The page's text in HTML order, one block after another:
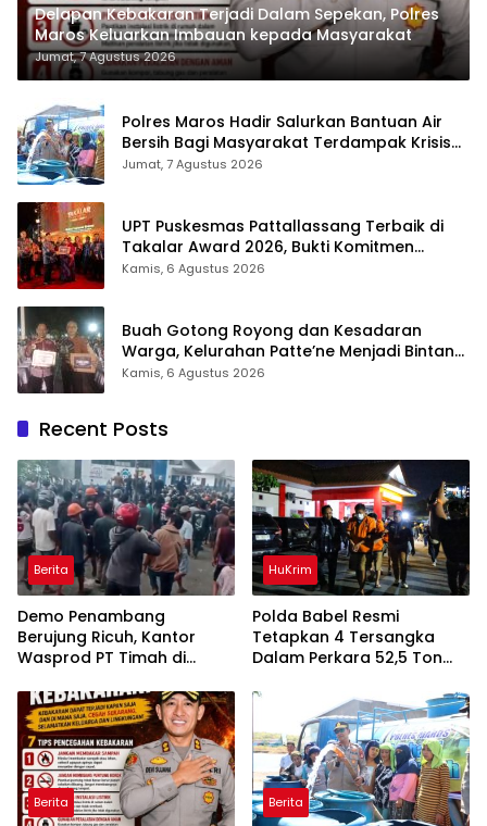
Delapan Kebakaran Terjadi Dalam Sepekan, Polres
Maros Keluarkan Imbauan kepada Masyarakat
Jumat, 7 Agustus 2026
Polres Maros Hadir Salurkan Bantuan Air
Bersih Bagi Masyarakat Terdampak Krisis
Air Bersih Di Maros
Jumat, 7 Agustus 2026
UPT Puskesmas Pattallassang Terbaik di
Takalar Award 2026, Bukti Komitmen
Hadirkan Pelayanan Kesehatan Berkualitas
Kamis, 6 Agustus 2026
Buah Gotong Royong dan Kesadaran
Warga, Kelurahan Patte’ne Menjadi Bintang
Takalar Award 2026
Kamis, 6 Agustus 2026
Recent Posts
Berita
Demo Penambang
Berujung Ricuh, Kantor
Wasprod PT Timah di
HuKrim
Polda Babel Resmi
Tetapkan 4 Tersangka
Dalam Perkara 52,5 Ton
Belitung
Berita Berita